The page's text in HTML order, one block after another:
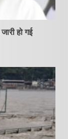
हो गई